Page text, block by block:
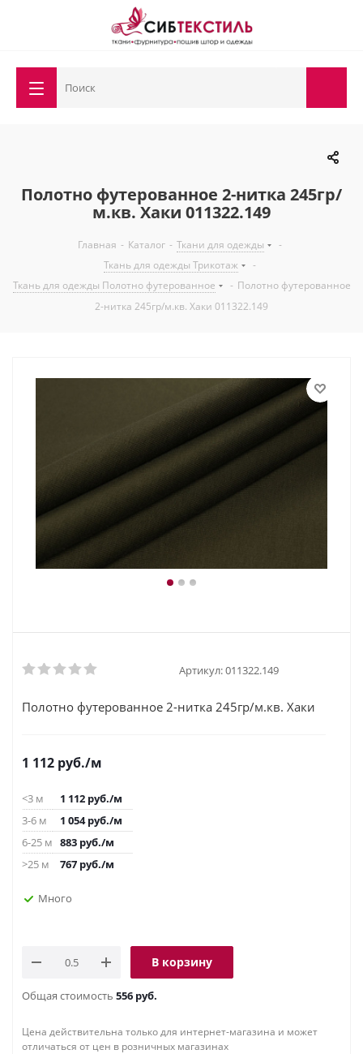
Полотно футерованное 2-нитка 245гр/
м.кв. Хаки 011322.149
Главная - Каталог - Ткани для одежды
-
Ткань для одежды Трикотаж
-
Ткань для одежды Полотно футерованное
- Полотно футерованное
2-нитка 245гр/м.кв. Хаки 011322.149
Артикул:011322.149
Полотно футерованное 2-нитка 245гр/м.кв. Хаки
1 112 руб./м
<3 м 1 112 руб./м
3-6 м
1 054руб./м
6-25 м 883 руб./м
>25 м
767 руб./м
Много
В корзину
Общая стоимость 556 руб.
Цена действительна только для интернет-магазина и может
отличаться от цен в розничных магазинах